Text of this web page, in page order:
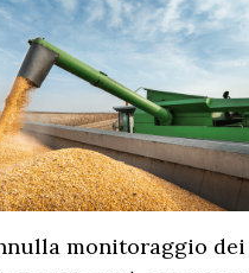
monitoraggio dei